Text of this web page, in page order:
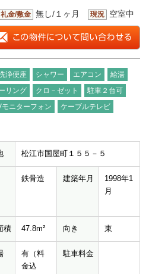
礼金/敷金 無し/１ヶ月 現況 空室中
浄便座 シャワー エアコン
給湯
リング クロ－ゼット
駐車２台可
モニターフォン
ケーブルテレビ
松江市国屋町１５５－５
鉄骨造 建築年月
1998年1
月
積 47.8m² 向き 東
有（料
金込
駐車料金